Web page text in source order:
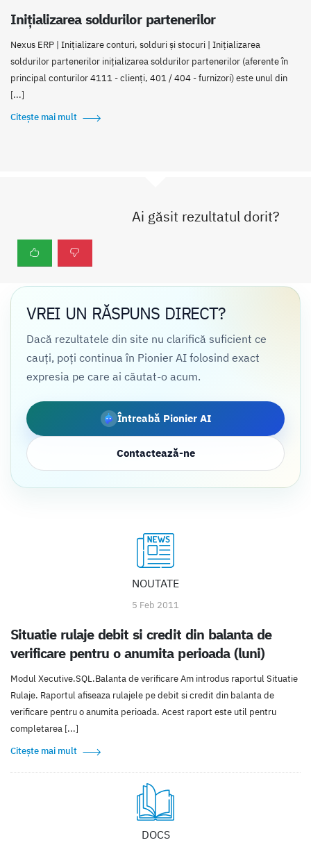
Inițializarea soldurilor partenerilor
Nexus ERP | Iniţializare conturi, solduri şi stocuri | Inițializarea
soldurilor partenerilor inițializarea soldurilor partenerilor (aferente în
principal conturilor 4111 - clienți, 401 / 404 - furnizori) este unul din
[...]
Citește mai mult
Ai găsit rezultatul dorit?
VREI UN RĂSPUNS DIRECT?
Dacă rezultatele din site nu clarifică suficient ce
cauți, poți continua în Pionier AI folosind exact
expresia pe care ai căutat-o acum.
Întreabă Pionier AI
Contactează-ne
NOUTATE
5 Feb 2011
Situatie rulaje debit si credit din balanta de
verificare pentru o anumita perioada (luni)
Modul Xecutive.SQL.Balanta de verificare Am introdus raportul Situatie
Rulaje. Raportul afiseaza rulajele pe debit si credit din balanta de
verificare pentru o anumita perioada. Acest raport este util pentru
completarea [...]
Citește mai mult
DOCS